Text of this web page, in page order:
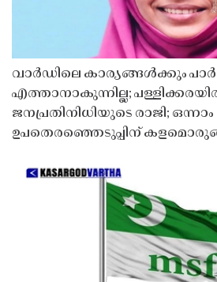
വാർഡിലെ കാര്യങ്ങൾക്കും
എത്താനാകുന്നില്ല;
ജനപ്രതിനിധിയുടെ രാജി;
ഉപതെരഞ്ഞെടുപ്പിന്